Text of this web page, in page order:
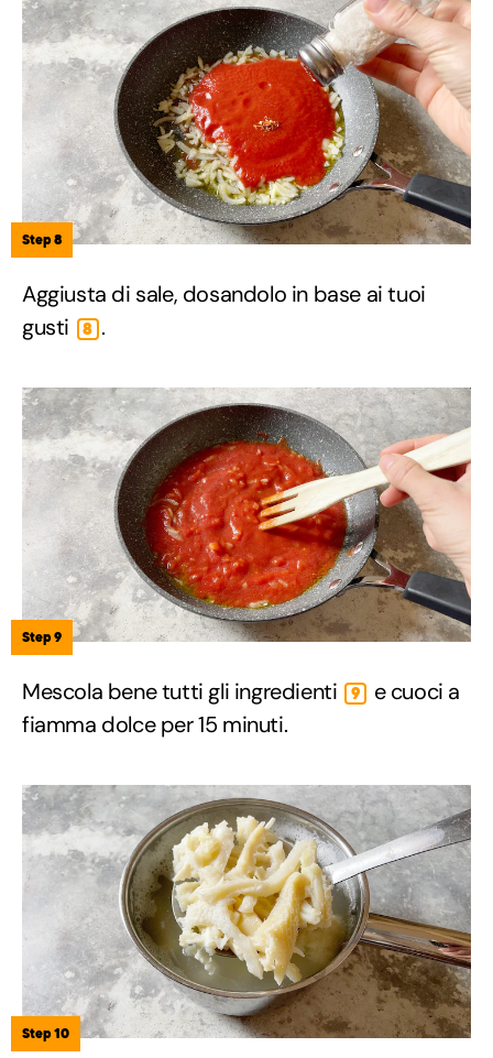
Step 8
Aggiusta di sale, dosandolo in base ai tuoi
gusti
8 .
Step 9
Mescola bene tutti gli ingredienti 9
e cuoci a
fiamma dolce per 15 minuti.
Step 10